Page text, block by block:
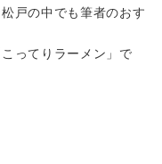
戸の中でも筆者のおす
ってりラーメン」で